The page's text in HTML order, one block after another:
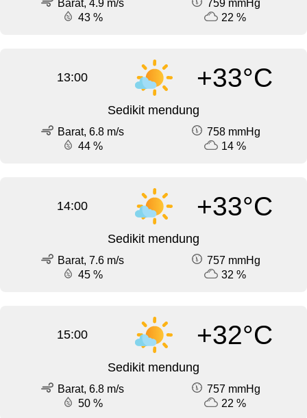
Barat, 4.9 m/s
759 mmHg
43 %
22 %
13:00 +33°C
Sedikit mendung
Barat, 6.8 m/s
758 mmHg
44 %
14 %
14:00 +33°C
Sedikit mendung
Barat, 7.6 m/s
757 mmHg
45 %
32 %
15:00 +32°C
Sedikit mendung
Barat, 6.8 m/s
757 mmHg
50 %
22 %